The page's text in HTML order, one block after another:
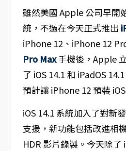
雖然美國 Apple 公司早開
統，不過在今天正式推出
iPhone 12、iPhone 12
Pro Max手機後，Apple
了 iOS 14.1 和 iPadOS
預計讓 iPhone 12 預裝
iOS 14.1 系統加入了對新
支援，新功能包括改進相
HDR 影片錄製。今天除了